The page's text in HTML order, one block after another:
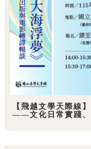
【飛越文學天際線
——文化日常實踐、